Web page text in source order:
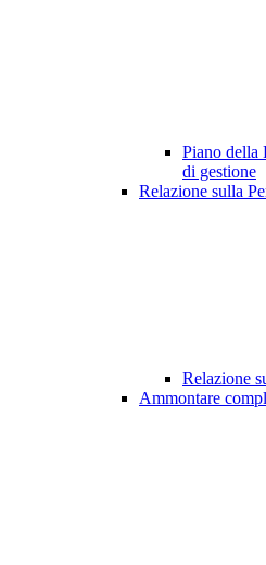
Piano della
di gestione
Relazione sulla
Relazione
Ammontare